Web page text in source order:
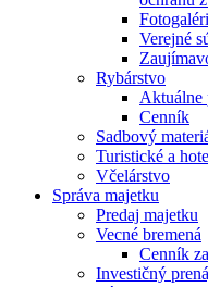
Verejné
Rybárstvo
Aktuálne
Cenník
Sadbový
Turistické a
Včelárstvo
Správa majetku
Predaj majetku
Vecné bremená
Cenník
Investičný